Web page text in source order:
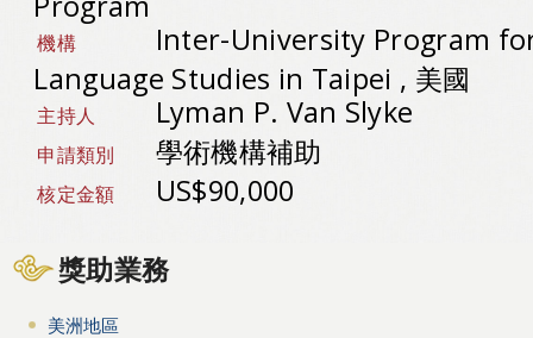
機構
Inter-University Program
Language Studies in Taipei , 美國
主持人 Lyman P. Van Slyke
申請類別 學術機構補助
核定金額 US$90,000
獎助業務
美洲地區